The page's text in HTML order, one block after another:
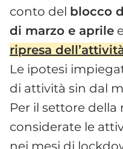
conto del blocco
di marzo e aprile
ripresa
Le ipotesi
di attività sin dal
Per il settore
considerate le
nei mesi di